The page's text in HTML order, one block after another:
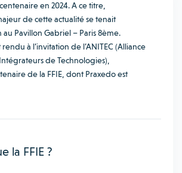
en 2024. A ce titre,
de cette actualité se tenait
Pavillon Gabriel – Paris 8ème.
rendu à l’invitation de l’ANITEC (Alliance
de Technologies),
de la FFIE, dont Praxedo est
la FFIE ?